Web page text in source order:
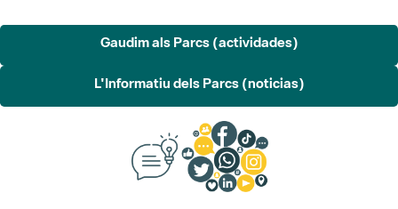
Gaudim als Parcs (actividades)
L'Informatiu dels Parcs (noticias)